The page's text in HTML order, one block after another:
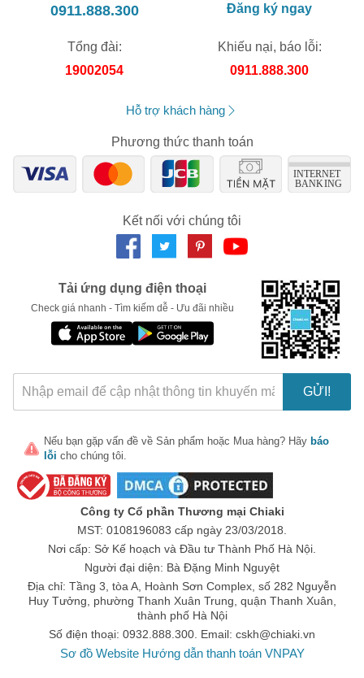
0911.888.300
Đăng ký ngay
Tổng đài:
19002054
Khiếu nại, báo lỗi:
0911.888.300
Hỗ trợ khách hàng
Phương thức thanh toán
Kết nối với chúng tôi
Tải ứng dụng điện thoại
Check giá nhanh - Tìm kiếm dễ - Ưu đãi nhiều
GỬI!
Nếu bạn gặp vấn đề về Sản phẩm hoặc Mua hàng? Hãy báo
lỗi cho chúng tôi.
Công ty Cổ phần Thương mại Chiaki
MST: 0108196083 cấp ngày 23/03/2018.
Nơi cấp: Sở Kế hoạch và Đầu tư Thành Phố Hà Nội.
Người đại diện: Bà Đặng Minh Nguyệt
Địa chỉ: Tầng 3, tòa A, Hoành Sơn Complex, số 282 Nguyễn
Huy Tưởng, phường Thanh Xuân Trung, quận Thanh Xuân,
thành phố Hà Nội
Số điện thoại: 0932.888.300. Email: cskh@chiaki.vn
Sơ đồ Website Hướng dẫn thanh toán VNPAY
🎁 Đừng Bỏ Lỡ! 🎁
Mã Giảm Giá Dành Riêng Cho Bạn
Giảm ngay-cho bất kỳ đơn hàng nào.
XXX-XXXX
Số lần áp dụng:1lần
Áp dụng cho đơn hàng từ:0
Chỉ áp dụng cho gian hàng:
Ngày hết hạn: